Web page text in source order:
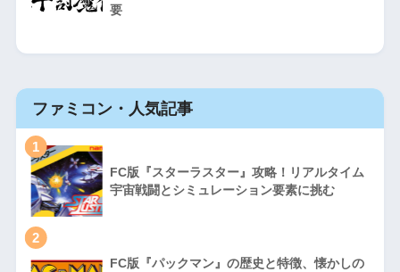
要
ファミコン・人気記事
1
FC版『スターラスター』攻略！リアルタイム
宇宙戦闘とシミュレーション要素に挑む
2
FC版『パックマン』の歴史と特徴、懐かしの